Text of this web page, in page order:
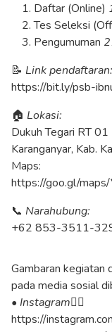
Daftar (Online)
Tes Seleksi
Pengumuman
📝 Link pendaftaran:
https://bit.ly/psb-
🏠 Lokasi:
Dukuh Tegari RT
Karanganyar, Kab.
Maps:
https://goo.gl/
📞 Narahubung:
+62 853-3511-
Gambaran kegiatan
pada media sosial
• Instagram👇🏼
https://